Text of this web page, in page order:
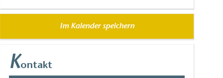
Im Kalender speichern
Kontakt